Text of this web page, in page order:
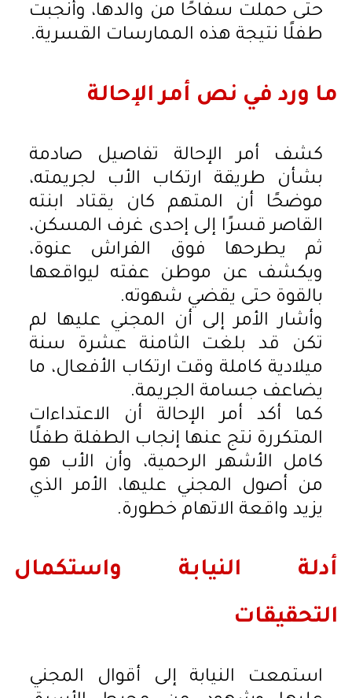
حتى حملت سفاحًا من والدها، وأنجبت
طفلًا نتيجة هذه الممارسات القسرية.
ما ورد في نص أمر الإحالة
كشف أمر الإحالة تفاصيل صادمة
بشأن طريقة ارتكاب الأب لجريمته،
موضحًا أن المتهم كان يقتاد ابنته
القاصر قسرًا إلى إحدى غرف المسكن،
ثم يطرحها فوق الفراش عنوة،
ويكشف عن موطن عفته ليواقعها
بالقوة حتى يقضي شهوته.
وأشار الأمر إلى أن المجني عليها لم
تكن قد بلغت الثامنة عشرة سنة
ميلادية كاملة وقت ارتكاب الأفعال، ما
يضاعف جسامة الجريمة.
كما أكد أمر الإحالة أن الاعتداءات
المتكررة نتج عنها إنجاب الطفلة طفلًا
كامل الأشهر الرحمية، وأن الأب هو
من أصول المجني عليها، الأمر الذي
يزيد واقعة الاتهام خطورة.
أدلة النيابة واستكمال
التحقيقات
استمعت النيابة إلى أقوال المجني